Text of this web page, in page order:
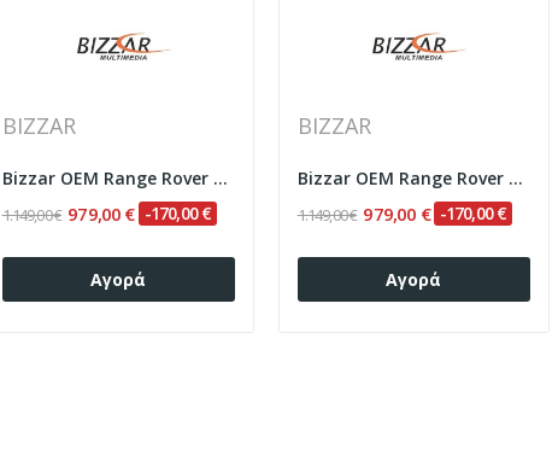
BIZZAR
Bizzar OEM Range Rover Evoque L538 2011-2017...
1.149,00 € 979,00 € -170,00 €
Αγορά
BIZZAR
Bizzar OEM Range Rover Evoque L538 2011-2015...
1.149,00 € 979,00 € -170,00 €
Αγορά